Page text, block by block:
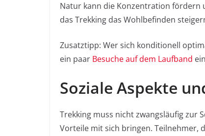
Natur kann die Konzentration fördern
das Trekking das Wohlbefinden
Zusatztipp: Wer sich konditionell
ein paar Besuche auf dem Laufband
Soziale Aspekte
Trekking muss nicht zwangsläufig zur
Vorteile mit sich bringen. Teilnehmer,